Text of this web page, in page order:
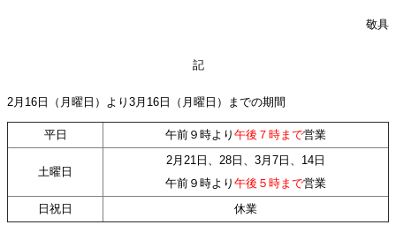
敬具
記
2月16日（月曜日）より3月16日（月曜日）までの期間
平日 午前９時より 午後７時まで営業
土曜日
2月21日、28日、3月7日、14日
午前９時より 午後５時まで営業
日祝日
休業